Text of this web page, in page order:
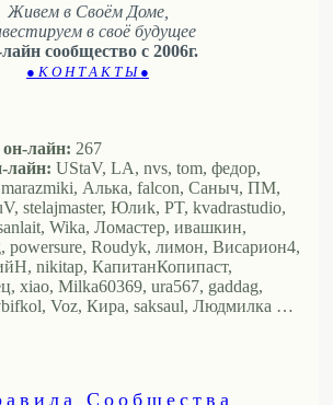
Живем в Своём Доме,
в своё будущее
сообщество с 2006г.
● К О Н Т А К Т Ы ●
лайн: 267
лайн: UStaV, LA, nvs, tom, федор,
Алька, falcon, Саныч, ПМ,
stelajmaster, Юлиk, PT, kvadrastudio,
Wika, Ломастер, ивашкин,
powersure, Roudyk, лимон, Висариoн4,
nikitap, КапитанКопипаст,
xiao, Milka60369, ura567, gaddag,
Voz, Кира, saksaul, Людмилка …
Сообщества